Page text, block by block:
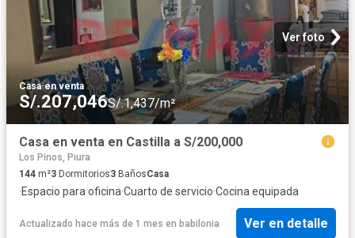
Ver foto
Casa·en venta
S/.207,046S/.1,437/m²
Casa en venta en Castilla a S/200,000
Los Pinos, Piura
144 m²3 Dormitorios3 BañosCasa
·Espacio para oficina·Cuarto de servicio·Cocina equipada
Actualizado hace más de 1 mes en babilonia Ver en detalle